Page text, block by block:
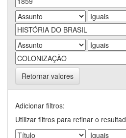
Retornar valores
Adicionar filtros:
Utilizar filtros para refinar o